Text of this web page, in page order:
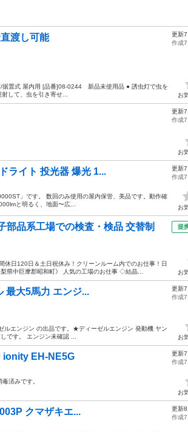
渡し可能
置式 屋内用 [品番]08-0244 新品未使用品 ● 誘虫灯で虫を
して、虫を引き寄せ...
更新
作成
お
更新
作成
お
ライト 投光器 爆光 1...
」です。 数回のみ使用の屋内保管、美品です。動作確
と明るく、地面〜広...
更新
作成
お
品系工場での検査・検品 交替制
日120日＆土日祝休み！クリーンルーム内でのお仕事！日
県中巨摩郡昭和町》 人気の工場のお仕事 ◇結晶...
提
お
最大5馬力 エンジ...
ルエンジン の出品です。★ディーゼルエンジン 発動機 ヤン
す。 エンジン未確認 ...
更新
作成
お
ionity EH-NE5G
済みです。
更新
作成
お
クマザキエ...
更新8
作成